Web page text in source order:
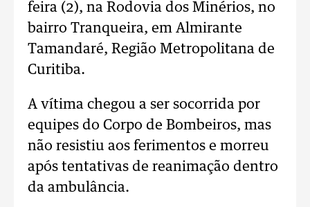
feira (2), na Rodovia dos Minérios, no
bairro Tranqueira, em Almirante
Tamandaré, Região Metropolitana de
Curitiba.
A vítima chegou a ser socorrida por
equipes do Corpo de Bombeiros, mas
não resistiu aos ferimentos e morreu
após tentativas de reanimação dentro
da ambulância.